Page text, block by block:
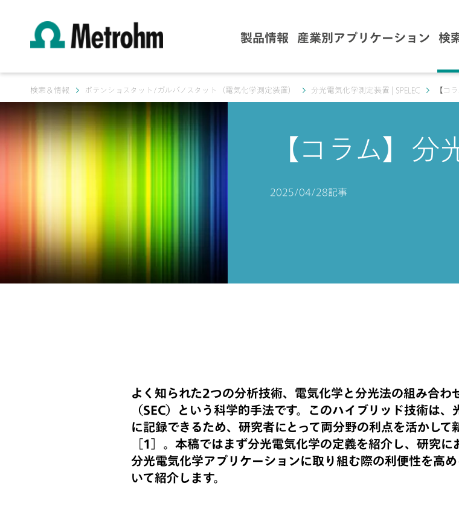
製品情報 産業別アプリケーション 検
検索＆情報 ポテンショスタット/ガルバノスタット（電気化学測定装置） 分光電気化学測定装置 | SPELEC 【コ
【コラム】
2025/04/28記事
よく知られた2つの分析技術、電気化学と分光法の組み合わ
（SEC）という科学的手法です。このハイブリッド技術は
に記録できるため、研究者にとって両分野の利点を活かし
［1］。本稿ではまず分光電気化学の定義を紹介し、研究
分光電気化学アプリケーションに取り組む際の利便性を高
いて紹介します。